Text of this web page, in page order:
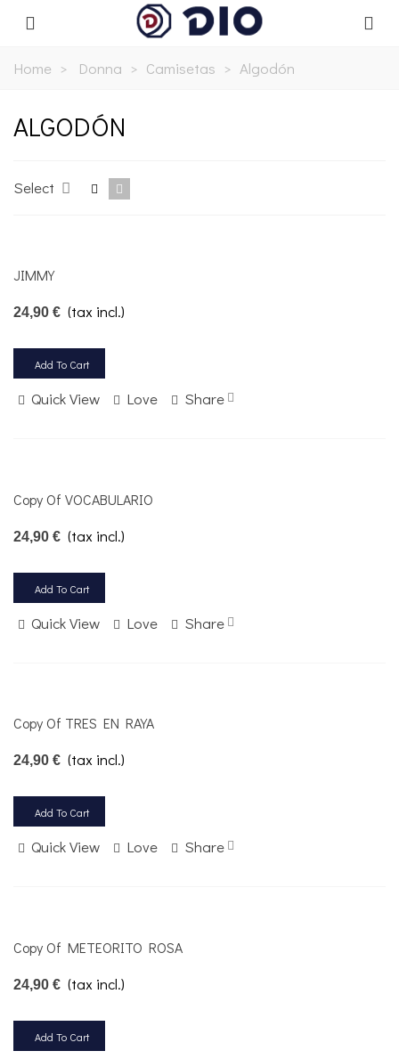
Home > Donna > Camisetas > Algodón
ALGODÓN
Select
JIMMY
24,90 € (tax incl.)
Add To Cart
Quick View Love Share
Copy Of VOCABULARIO
24,90 € (tax incl.)
Add To Cart
Quick View Love Share
Copy Of TRES EN RAYA
24,90 € (tax incl.)
Add To Cart
Quick View Love Share
Copy Of METEORITO ROSA
24,90 € (tax incl.)
Add To Cart